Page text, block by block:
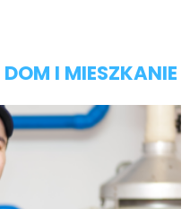
DOM I MIESZKANIE